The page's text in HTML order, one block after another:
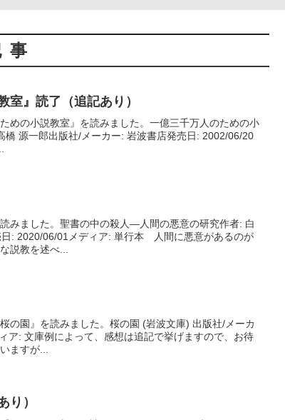
事
室』読了（追記あり）
めの小説教室』を読みました。一億三千万人のための小
源一郎出版社/メーカー: 岩波書店発売日: 2002/06/20
みました。聖書の中の殺人―人間の悪意の研究作者: 白
: 2020/06/01メディア: 単行本 人間に悪意があるのが
説教を述べ...
の園』を読みました。桜の園 (岩波文庫) 出版社/メーカ
ア: 文庫例によって、感想は追記で挙げますので、お待
ますが...
り）